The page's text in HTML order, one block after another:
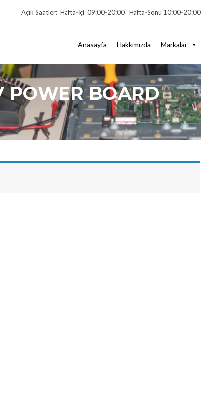
Açık Saatler: Hafta‑İçi 09:00‑20:00 Hafta‑Sonu 10:00‑20:00
Anasayfa Hakkımızda Markalar
BOARD